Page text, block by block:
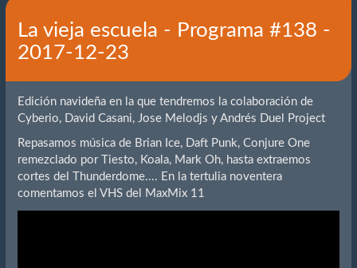
La vieja escuela - Programa #138 -
2017-12-23
Edición navideña en la que tendremos la colaboración de
Cyberio, David Casani, Jose Melodjs y Andrés Duel Project
Repasamos música de Brian Ice, Daft Punk, Conjure One
remezclado por Tiesto, Koala, Mark Oh, hasta extraemos
cortes del Thunderdome.... En la tertulia noventera
comentamos el VHS del MaxMix 11